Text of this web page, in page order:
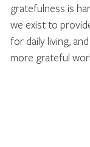
gratefulness is
we exist to
for daily living,
more grateful